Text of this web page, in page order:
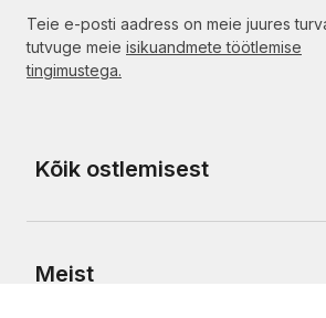
Teie e-posti aadress on meie juures
tutvuge meie isikuandmete töötlemise
tingimustega.
Kõik ostlemisest
Meist